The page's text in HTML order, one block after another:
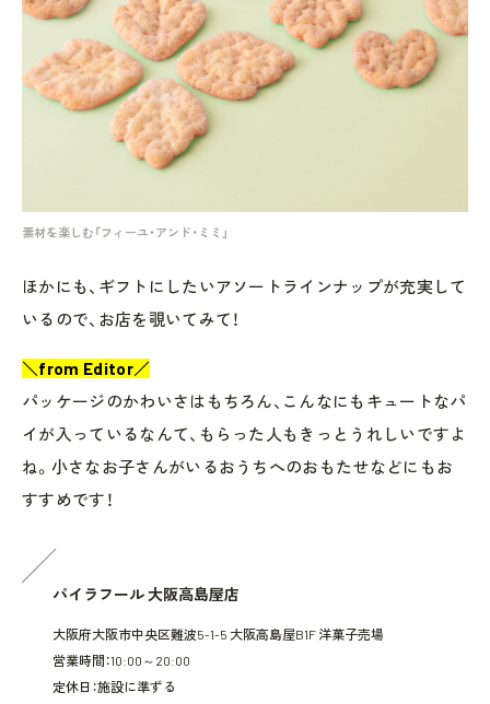
素材を楽しむ「フィーユ・アンド・ミミ」
ほかにも、ギフトにしたいアソートラインナップが充実して
いるので、お店を覗いてみて！
＼from Editor／
パッケージのかわいさはもちろん、こんなにもキュートなパ
イが入っているなんて、もらった人もきっとうれしいですよ
ね。小さなお子さんがいるおうちへのおもたせなどにもお
すすめです！
パイラフール 大阪高島屋店
大阪府大阪市中央区難波5-1-5 大阪高島屋B1F 洋菓子売場
営業時間：10:00～20:00
定休日：施設に準ずる